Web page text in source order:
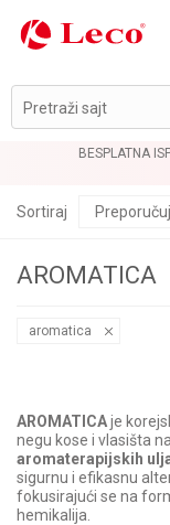
Pretraži sajt
BESPLATNA
AROMATICA
Sortiraj
aromatica
AROMATICAje
negu kose i vlasišta
aromaterapijskih
sigurnu i efikasnu
fokusirajući se na
hemikalija.